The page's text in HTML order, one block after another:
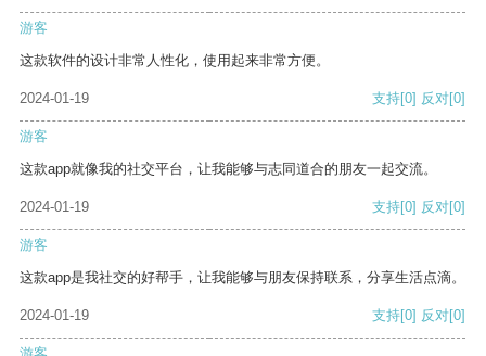
游客
这款软件的设计非常人性化，使用起来非常方便。
2024-01-19 支持[0] 反对[0]
游客
这款app就像我的社交平台，让我能够与志同道合的朋友一起交流。
2024-01-19 支持[0] 反对[0]
游客
这款app是我社交的好帮手，让我能够与朋友保持联系，分享生活点滴。
2024-01-19 支持[0] 反对[0]